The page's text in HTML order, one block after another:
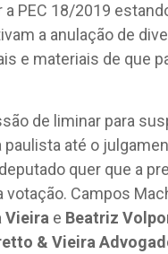
PEC 18/2019
a anulação de
e materiais de que
de liminar para
até o
quer que a
Campos
Vieira e Beatriz
& Vieira